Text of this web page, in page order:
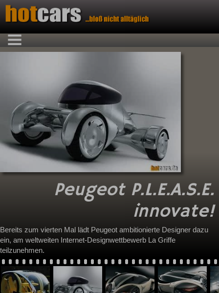
Peugeot P.L.E.A.S.E.
innovate!
Bereits zum vierten Mal lädt Peugeot ambitionierte Designer dazu
ein, am weltweiten Internet-Designwettbewerb La Griffe
teilzunehmen.